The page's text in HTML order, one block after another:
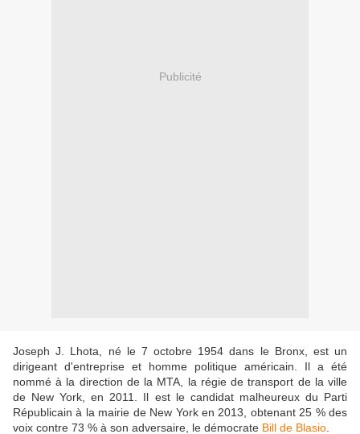
Publicité
Joseph J. Lhota, né le 7 octobre 1954 dans le Bronx, est un
dirigeant d'entreprise et homme politique américain. Il a été
nommé à la direction de la MTA, la régie de transport de la ville
de New York, en 2011. Il est le candidat malheureux du Parti
Républicain à la mairie de New York en 2013, obtenant 25 % des
voix contre 73 % à son adversaire, le démocrate Bill de Blasio